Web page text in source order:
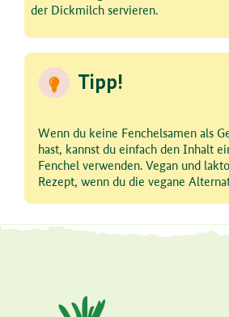
der Dickmilch servieren.
Tipp!
Wenn du keine Fenchelsamen als
hast, kannst du einfach den Inhalt
Fenchel verwenden. Vegan und
Rezept, wenn du die vegane